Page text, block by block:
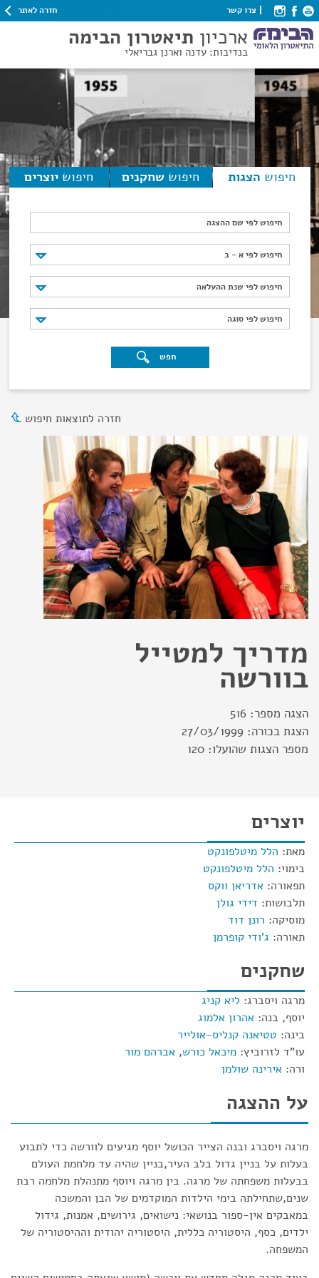
צרו קשר חזרה לאתר
ארכיון תיאטרון הבימה
בנדיבות: עדנה וארנן גבריאלי
חיפוש הצגות חיפוש שחקנים חיפוש יוצרים
חיפוש לפי שם ההצגה
חיפוש לפי א - ב
חיפוש לפי א - ב
חיפוש לפי שנת ההעלאה
חיפוש לפי שנת ההעלאה
חיפוש לפי סוגה
חיפוש לפי סוגה
חפש
חזרה לתוצאות חיפוש
מדריך למטייל
בוורשה
הצגה מספר: 516
הצגת בכורה: 27/03/1999
מספר הצגות שהועלו: 120
יוצרים
מאת: הלל מיטלפונקט
בימוי: הלל מיטלפונקט
תפאורה: אדריאן ווקס
תלבושות: דידי גולן
מוסיקה: רונן דוד
תאורה: ג'ודי קופרמן
שחקנים
מרגה ויסברג: ליא קניג
יוסף, בנה: אהרון אלמוג
בינה: טטיאנה קנליס-אולייר
עו"ד לזרוביץ: מיכאל כורש, אברהם מור
ורה: אירינה שולמן
על ההצגה
מרגה ויסברג ובנה הצייר הכושל יוסף מגיעים לוורשה כדי לתבוע
בעלות על בניין גדול בלב העיר,בניין שהיה עד מלחמת העולם
בבעלות משפחתה של מרגה. בין מרגה ויוסף מתנהלת מלחמה רבת
שנים,שתחילתה בימי הילדות המוקדמים של הבן והמשכה
במאבקים אין-ספור בנושאי: נישואים, גירושים, אמנות, גידול
ילדים, כסף, היסטוריה כללית, היסטוריה יהודית וההיסטוריה של
המשפחה.